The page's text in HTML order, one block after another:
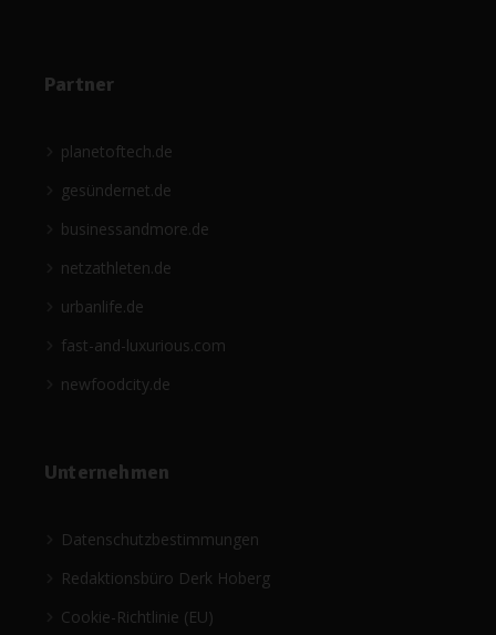
Partner
planetoftech.de
gesündernet.de
businessandmore.de
netzathleten.de
urbanlife.de
fast-and-luxurious.com
newfoodcity.de
Unternehmen
Datenschutzbestimmungen
Redaktionsbüro Derk Hoberg
Cookie-Richtlinie (EU)